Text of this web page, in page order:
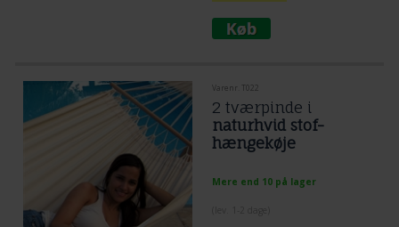
Varenr. T022
2 tværpinde i
naturhvid stof-
hængekøje
Mere end 10 på lager